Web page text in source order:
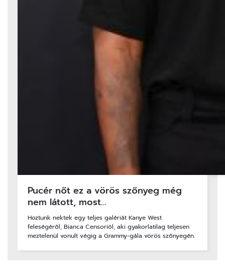
Pucér nőt ez a vörös szőnyeg még
nem látott, most…
Hoztunk nektek egy teljes galériát Kanye West
feleségéről, Bianca Censoriól, aki gyakorlatilag teljesen
meztelenül vonult végig a Grammy-gála vörös szőnyegén.